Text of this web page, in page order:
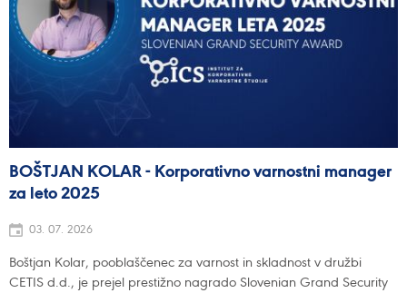
BOŠTJAN KOLAR - Korporativno varnostni manager
za leto 2025
03. 07. 2026
Boštjan Kolar, pooblaščenec za varnost in skladnost v družbi
CETIS d.d., je prejel prestižno nagrado Slovenian Grand Security